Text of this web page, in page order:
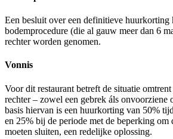
Een besluit over een definitieve huurkorting
bodemprocedure (die al gauw meer dan 6
rechter worden genomen.
Vonnis
Voor dit restaurant betreft de situatie
rechter – zowel een gebrek áls onvoorziene
basis hiervan is een huurkorting van 50%
en 25% bij de periode met de beperking om
moeten sluiten, een redelijke oplossing.